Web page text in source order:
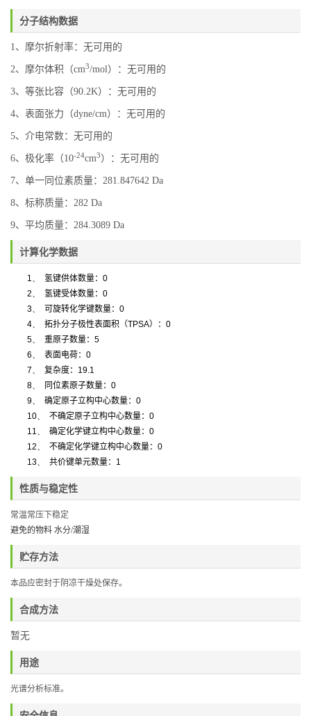
分子结构数据
1、摩尔折射率：无可用的
2、摩尔体积（cm3/mol）：无可用的
3、等张比容（90.2K）：无可用的
4、表面张力（dyne/cm）：无可用的
5、介电常数：无可用的
6、极化率（10-24cm3）：无可用的
7、单一同位素质量：281.847642 Da
8、标称质量：282 Da
9、平均质量：284.3089 Da
计算化学数据
1、 氢键供体数量： 0
2、
氢键受体数量： 0
3、
可旋转化学键数量： 0
4、
拓扑分子极性表面积（TPSA）： 0
5、
重原子数量： 5
6、
表面电荷： 0
7、
复杂度： 19.1
8、
同位素原子数量： 0
9、
确定原子立构中心数量： 0
10、
不确定原子立构中心数量： 0
11、
确定化学键立构中心数量： 0
12、
不确定化学键立构中心数量： 0
13、
共价键单元数量： 1
性质与稳定性
常温常压下稳定
避免的物料 水分/潮湿
贮存方法
本品应密封于阴凉干燥处保存。
合成方法
暂无
用途
光谱分析标准。